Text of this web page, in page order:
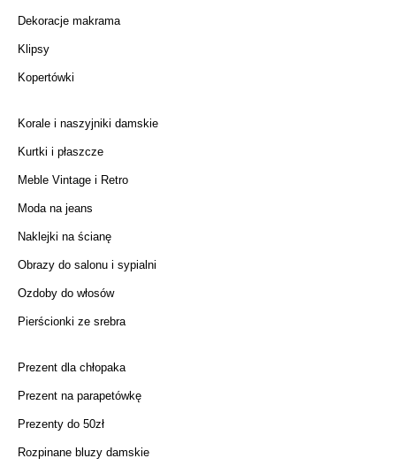
Dekoracje makrama
Klipsy
Kopertówki
Korale i naszyjniki damskie
Kurtki i płaszcze
Meble Vintage i Retro
Moda na jeans
Naklejki na ścianę
Obrazy do salonu i sypialni
Ozdoby do włosów
Pierścionki ze srebra
Prezent dla chłopaka
Prezent na parapetówkę
Prezenty do 50zł
Rozpinane bluzy damskie